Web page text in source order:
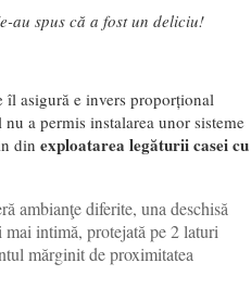
au spus că a fost un deliciu!
îl asigură e invers proporțional
a permis instalarea unor sisteme
din exploatarea legăturii casei cu
ambianţe diferite, una deschisă
intimă, protejată pe 2 laturi
mărginit de proximitatea